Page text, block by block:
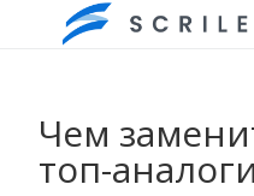
Чем
топ-